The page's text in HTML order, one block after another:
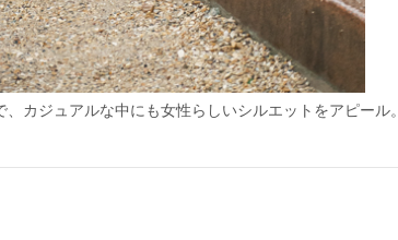
カジュアルな中にも女性らしいシルエットをアピール。